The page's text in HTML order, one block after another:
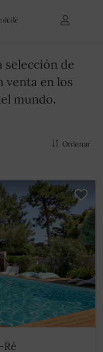
selección de
venta en los
mundo.
Ordenar